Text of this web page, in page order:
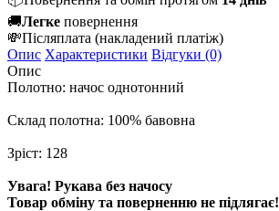
🚚Легке повернення
💸Післяплата (накладений платіж)
Опис Характеристики Відгуки (0)
Опис
Полотно: начос однотонний
Склад полотна: 100% бавовна
Зріст: 128
Увага! Рукава без начосу
Товар обміну та поверненню не підлягає!